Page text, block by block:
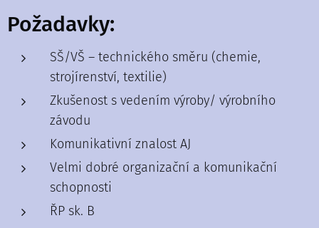
Požadavky:
SŠ/VŠ – technického směru (chemie,
strojírenství, textilie)
Zkušenost s vedením výroby/ výrobního
závodu
Komunikativní znalost AJ
Velmi dobré organizační a komunikační
schopnosti
ŘP sk. B